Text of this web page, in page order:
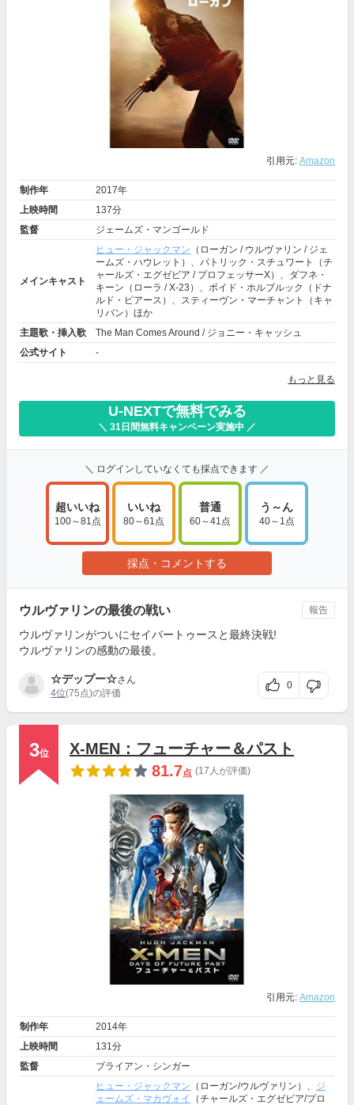
引用元: Amazon
制作年
2017年
上映時間
137分
監督
ジェームズ・マンゴールド
メインキャスト
ヒュー・ジャックマン （ローガン / ウルヴァリン / ジェ
ームズ・ハウレット）、パトリック・スチュワート（チ
ャールズ・エグゼビア / プロフェッサーX）、ダフネ・
キーン（ローラ / X-23）、ボイド・ホルブルック（ドナ
ルド・ピアース）、スティーヴン・マーチャント（キャ
リバン）ほか
主題歌・挿入歌
The Man Comes Around / ジョニー・キャッシュ
公式サイト
-
もっと見る
U-NEXTで無料でみる
＼ 31日間無料キャンペーン実施中 ／
＼ ログインしていなくても採点できます ／
超いいね
100～81点
いいね
80～61点
普通
60～41点
う～ん
40～1点
採点・コメントする
ウルヴァリンの最後の戦い
ウルヴァリンがついにセイバートゥースと最終決戦!
ウルヴァリンの感動の最後。
☆デップー☆さん
4位(75点)の評価
0
報告
3位
X-MEN：フューチャー＆パスト
81.7点 (17人が評価)
引用元: Amazon
制作年
2014年
上映時間
131分
監督
ブライアン・シンガー
ヒュー・ジャックマン （ローガン/ウルヴァリン）、 ジ
ェームズ・マカヴォイ
（チャールズ・エグゼビア/プロ